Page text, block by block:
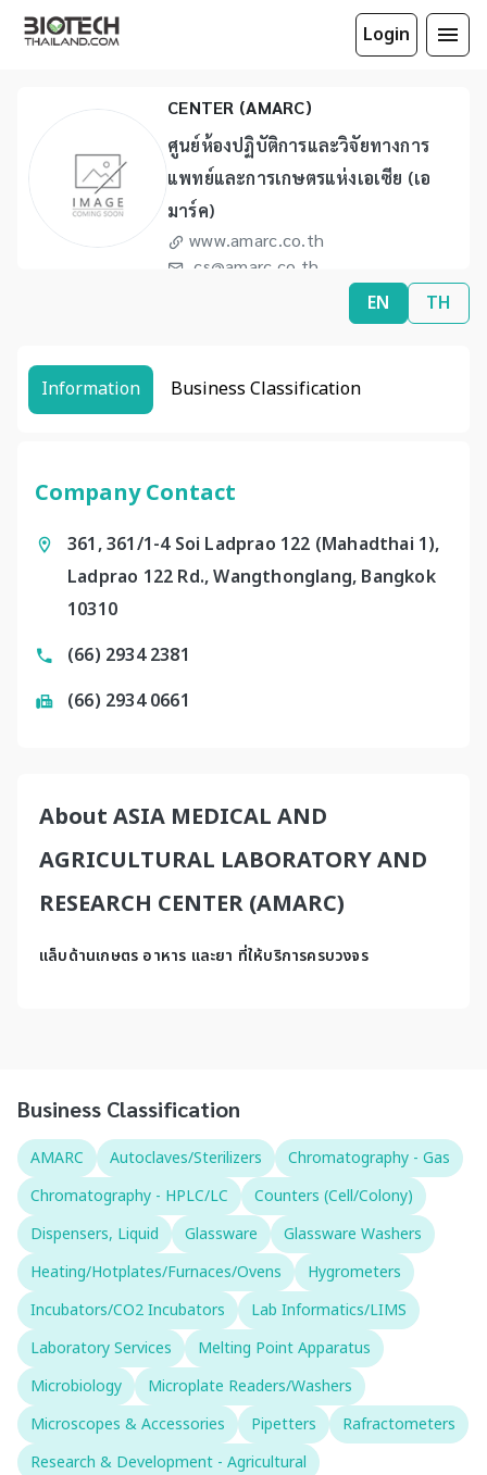
Login
ASIA MEDICAL AND AGRICULTURAL
LABORATORY AND RESEARCH
CENTER (AMARC)
ศูนย์ห้องปฏิบัติการและวิจัยทางการ
แพทย์และการเกษตรแห่งเอเซีย (เอ
มาร์ค)
www.amarc.co.th
cs@amarc.co.th,
EN TH
Information Business Classification
Company Contact
361, 361/1-4 Soi Ladprao 122 (Mahadthai 1),
Ladprao 122 Rd., Wangthonglang, Bangkok
10310
(66) 2934 2381
(66) 2934 0661
About ASIA MEDICAL AND
AGRICULTURAL LABORATORY AND
RESEARCH CENTER (AMARC)
แล็บด้านเกษตร อาหาร และยา ที่ให้บริการครบวงจร
Business Classification
AMARC Autoclaves/Sterilizers
Chromatography - Gas
Chromatography - HPLC/LC
Counters (Cell/Colony)
Dispensers, Liquid
Glassware
Glassware Washers
Heating/Hotplates/Furnaces/Ovens
Hygrometers
Incubators/CO2 Incubators
Lab Informatics/LIMS
Laboratory Services
Melting Point Apparatus
Microbiology
Microplate Readers/Washers
Microscopes & Accessories
Pipetters
Rafractometers
Research & Development - Agricultural